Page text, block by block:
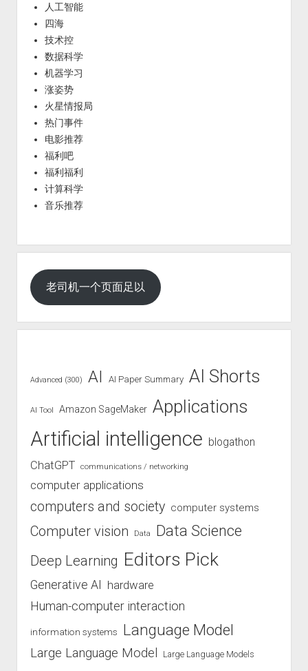
人工智能
四海
技术控
数据科学
机器学习
涨姿势
火星情报局
热门事件
电影推荐
福利吧
福利福利
计算科学
音乐推荐
老司机一个页面足以
Advanced (300) AI AI Paper Summary AI Shorts
AI Tool Amazon SageMaker Applications
Artificial intelligence blogathon
ChatGPT communications / networking
computer applications
computers and society computer systems
Computer vision Data Data Science
Deep Learning Editors Pick
Generative AI hardware
Human-computer interaction
information systems Language Model
Large Language Model Large Language Models